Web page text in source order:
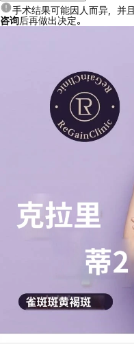
手术结果可能因人而异，并且
咨询后再做出决定。